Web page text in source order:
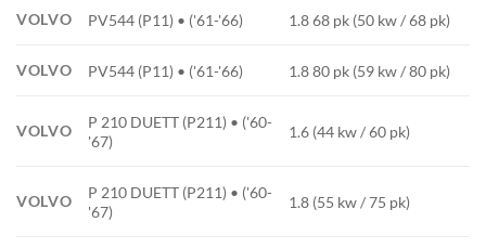
VOLVO PV544 (P11) • ('61-'66) 1.8 68 pk (50 kw / 68 pk)
VOLVO PV544 (P11) • ('61-'66) 1.8 80 pk (59 kw / 80 pk)
VOLVO
P 210 DUETT (P211) • ('60-
'67)
1.6 (44 kw / 60 pk)
VOLVO
P 210 DUETT (P211) • ('60-
'67)
1.8 (55 kw / 75 pk)